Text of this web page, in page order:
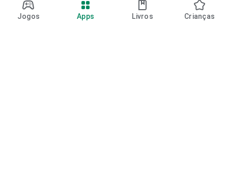
Jogos Apps Livros Crianças